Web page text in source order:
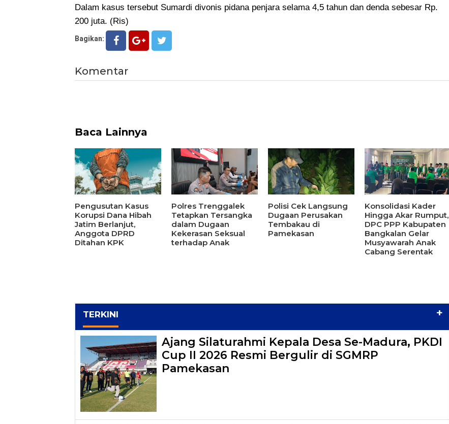
Dalam kasus tersebut Sumardi divonis pidana penjara selama 4,5 tahun dan denda sebesar Rp.
200 juta. (Ris)
Bagikan:
Komentar
Baca Lainnya
Pengusutan Kasus
Korupsi Dana Hibah
Jatim Berlanjut,
Anggota DPRD
Ditahan KPK
Polres Trenggalek
Tetapkan Tersangka
dalam Dugaan
Kekerasan Seksual
terhadap Anak
Polisi Cek Langsung
Dugaan Perusakan
Tembakau di
Pamekasan
Konsolidasi Kader
Hingga Akar Rumput,
DPC PPP Kabupaten
Bangkalan Gelar
Musyawarah Anak
Cabang Serentak
TERKINI +
Ajang Silaturahmi Kepala Desa Se-Madura, PKDI
Cup II 2026 Resmi Bergulir di SGMRP
Pamekasan